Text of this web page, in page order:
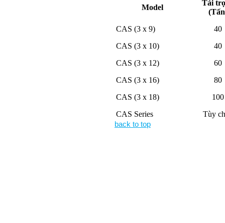
Model
Tải
CAS (3 x 9)
40
CAS (3 x 10)
40
CAS (3 x 12)
60
CAS (3 x 16)
80
CAS (3 x 18)
100
CAS Series
Tùy
back to top